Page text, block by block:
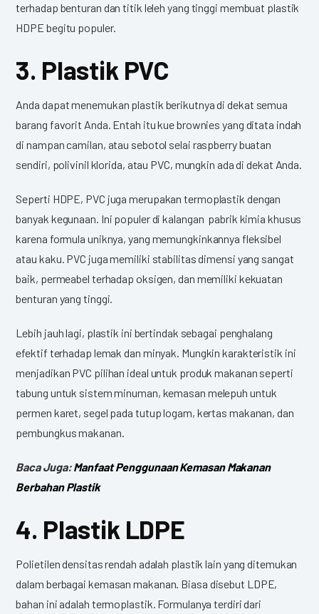
terhadap benturan dan titik leleh yang tinggi membuat plastik
HDPE begitu populer.
3. Plastik PVC
Anda dapat menemukan plastik berikutnya di dekat semua
barang favorit Anda. Entah itu kue brownies yang ditata indah
di nampan camilan, atau sebotol selai raspberry buatan
sendiri, polivinil klorida, atau PVC, mungkin ada di dekat Anda.
Seperti HDPE, PVC juga merupakan termoplastik dengan
banyak kegunaan. Ini populer di kalangan pabrik kimia khusus
karena formula uniknya, yang memungkinkannya fleksibel
atau kaku. PVC juga memiliki stabilitas dimensi yang sangat
baik, permeabel terhadap oksigen, dan memiliki kekuatan
benturan yang tinggi.
Lebih jauh lagi, plastik ini bertindak sebagai penghalang
efektif terhadap lemak dan minyak. Mungkin karakteristik ini
menjadikan PVC pilihan ideal untuk produk makanan seperti
tabung untuk sistem minuman, kemasan melepuh untuk
permen karet, segel pada tutup logam, kertas makanan, dan
pembungkus makanan.
Baca Juga:Manfaat Penggunaan Kemasan Makanan
Berbahan Plastik
4. Plastik LDPE
Polietilen densitas rendah adalah plastik lain yang ditemukan
dalam berbagai kemasan makanan. Biasa disebut LDPE,
bahan ini adalah termoplastik. Formulanya terdiri dari